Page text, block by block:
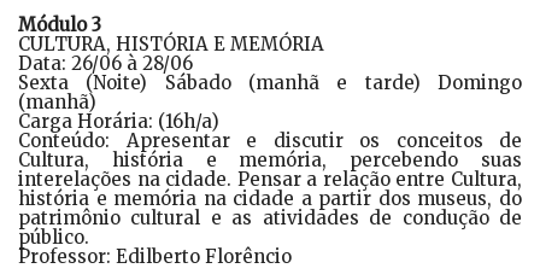
Módulo 3
CULTURA, HISTÓRIA E MEMÓRIA
Data: 26/06 à 28/06
Sexta (Noite) Sábado (manhã e tarde) Domingo
(manhã)
Carga Horária: (16h/a)
Conteúdo: Apresentar e discutir os conceitos de
Cultura, história e memória, percebendo suas
interelações na cidade. Pensar a relação entre Cultura,
história e memória na cidade a partir dos museus, do
patrimônio cultural e as atividades de condução de
público.
Professor: Edilberto Florêncio